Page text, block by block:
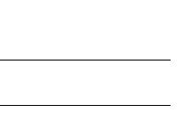
modo de navegación